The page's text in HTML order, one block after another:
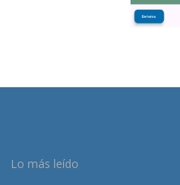
Lo más leído